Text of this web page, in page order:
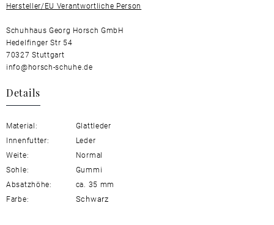
Hersteller/EU Verantwortliche Person
Schuhhaus Georg Horsch GmbH
Hedelfinger Str 54
70327 Stuttgart
info@horsch-schuhe.de
Details
Material:
Glattleder
Innenfutter:
Leder
Weite:
Normal
Sohle:
Gummi
Absatzhöhe:
ca. 35 mm
Farbe:
Schwarz